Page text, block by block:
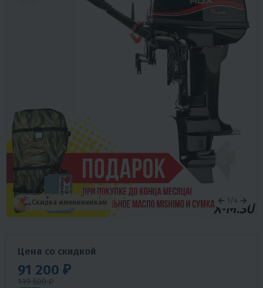
Скидка именинникам / 4
Цена со скидкой
91 200 ₽
119 500 ₽